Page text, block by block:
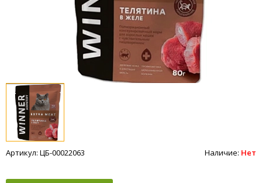
Артикул: ЦБ-00022063 Наличие: Нет